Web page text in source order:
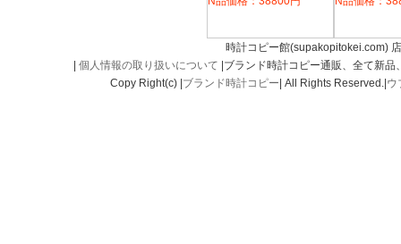
時計コピー館(supakopitokei.com)
個人情報の取り扱いについて |ブランド時計コピー通販、全て新
Copy Right(c) | ブランド時計コピー | All Rights Reserved.| ウ